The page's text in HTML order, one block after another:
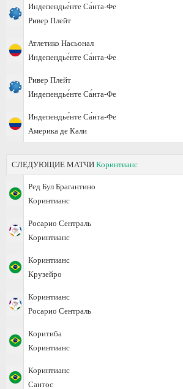
Индепендье́нте Са́нта-Фе
Ривер Плейт
Атлетико Насьонал
Индепендье́нте Са́нта-Фе
Ривер Плейт
Индепендье́нте Са́нта-Фе
Индепендье́нте Са́нта-Фе
Америка де Кали
СЛЕДУЮЩИЕ МАТЧИ Коринтианс
Ред Бул Брагантино
Коринтианс
Росарио Сентраль
Коринтианс
Коринтианс
Крузейро
Коринтианс
Росарио Сентраль
Коритиба
Коринтианс
Коринтианс
Сантос